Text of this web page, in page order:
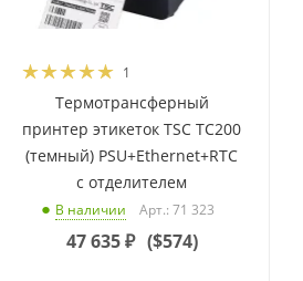
1
Термотрансферный
принтер этикеток TSC TC200
(темный) PSU+Ethernet+RTC
с отделителем
В наличии Арт.: 71 323
47 635₽ ($574)